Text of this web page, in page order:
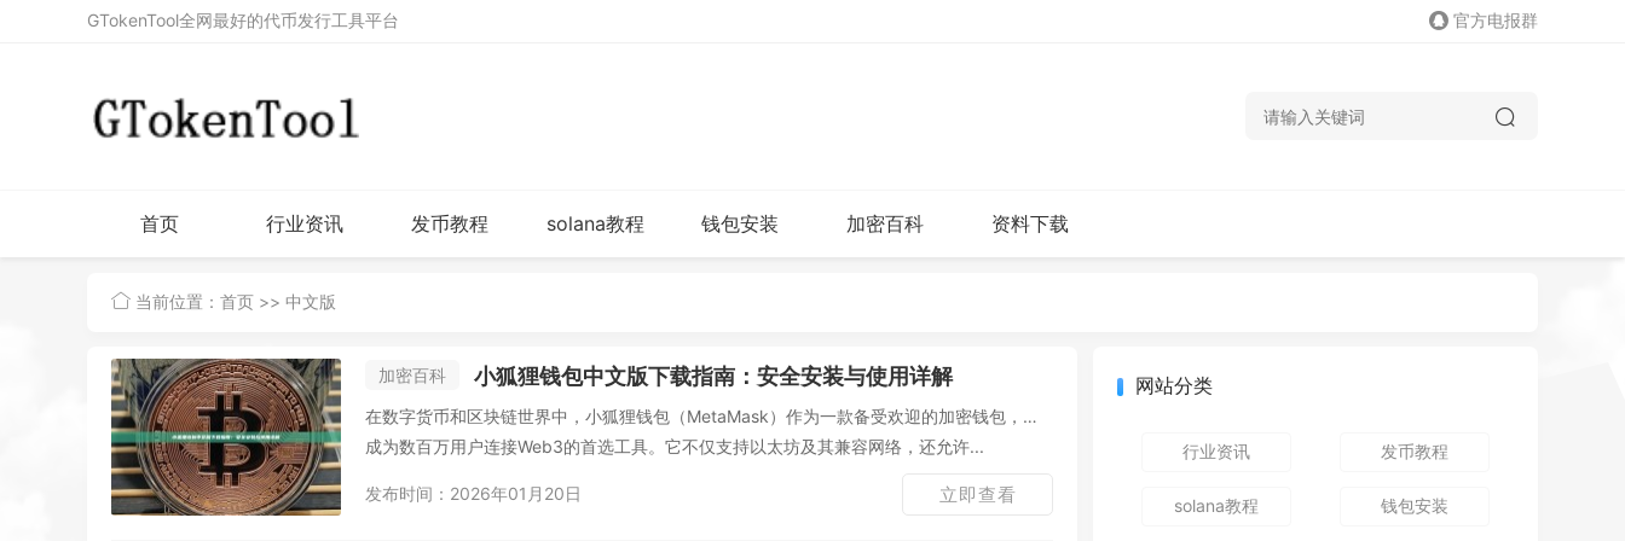
GTokenTool全网最好的代币发行工具平台 官方电报群
首页 行业资讯 发币教程 solana教程 钱包安装 加密百科 资料下载
当前位置： 首页 >> 中文版
加密百科 小狐狸钱包中文版下载指南：安全安装与使用详解
在数字货币和区块链世界中，小狐狸钱包（MetaMask）作为一款备受欢迎的加密钱包，已
成为数百万用户连接Web3的首选工具。它不仅支持以太坊及其兼容网络，还允许...
发布时间：2026年01月20日 立即查看
网站分类
行业资讯 发币教程
solana教程 钱包安装